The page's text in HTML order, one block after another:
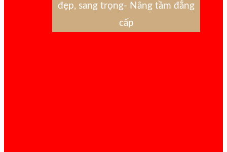
đẹp, sang trọng- Nâng tầm đẳng
cấp